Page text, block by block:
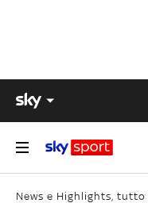
News e Highlights, tutto